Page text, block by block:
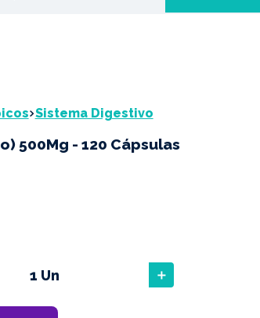
Sistema Digestivo
500Mg - 120 Cápsulas
＋